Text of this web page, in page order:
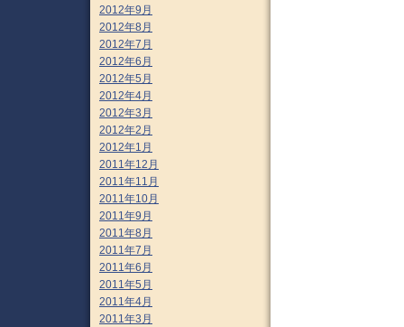
2012年9月
2012年8月
2012年7月
2012年6月
2012年5月
2012年4月
2012年3月
2012年2月
2012年1月
2011年12月
2011年11月
2011年10月
2011年9月
2011年8月
2011年7月
2011年6月
2011年5月
2011年4月
2011年3月